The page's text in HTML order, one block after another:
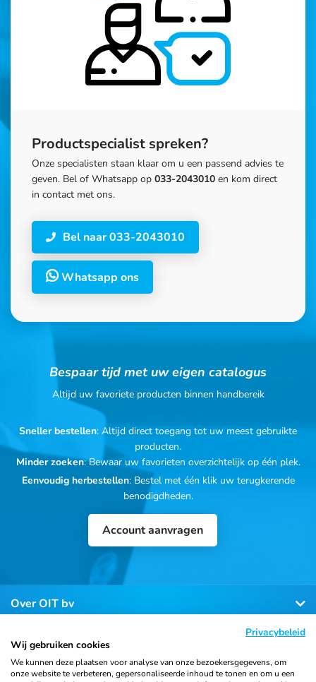
Productspecialist spreken?
Onze specialisten staan klaar om u een passend advies te
geven. Bel of Whatsapp op 033-2043010 en kom direct
in contact met ons.
Bel naar 033-2043010
Whatsapp ons
Bespaar tijd met uw eigen catalogus
Altijd uw favoriete producten binnen handbereik
Sneller bestellen: Altijd direct toegang tot uw meest gebruikte
producten.
Minder zoeken: Bewaar uw favorieten overzichtelijk op één plek.
Eenvoudig herbestellen: Bestel met één klik uw terugkerende
benodigdheden.
Account aanvragen
Over OIT bv
Klantenservice
Privacybeleid
Wij gebruiken cookies
We kunnen deze plaatsen voor analyse van onze bezoekersgegevens, om
onze website te verbeteren, gepersonaliseerde inhoud te tonen en om u een